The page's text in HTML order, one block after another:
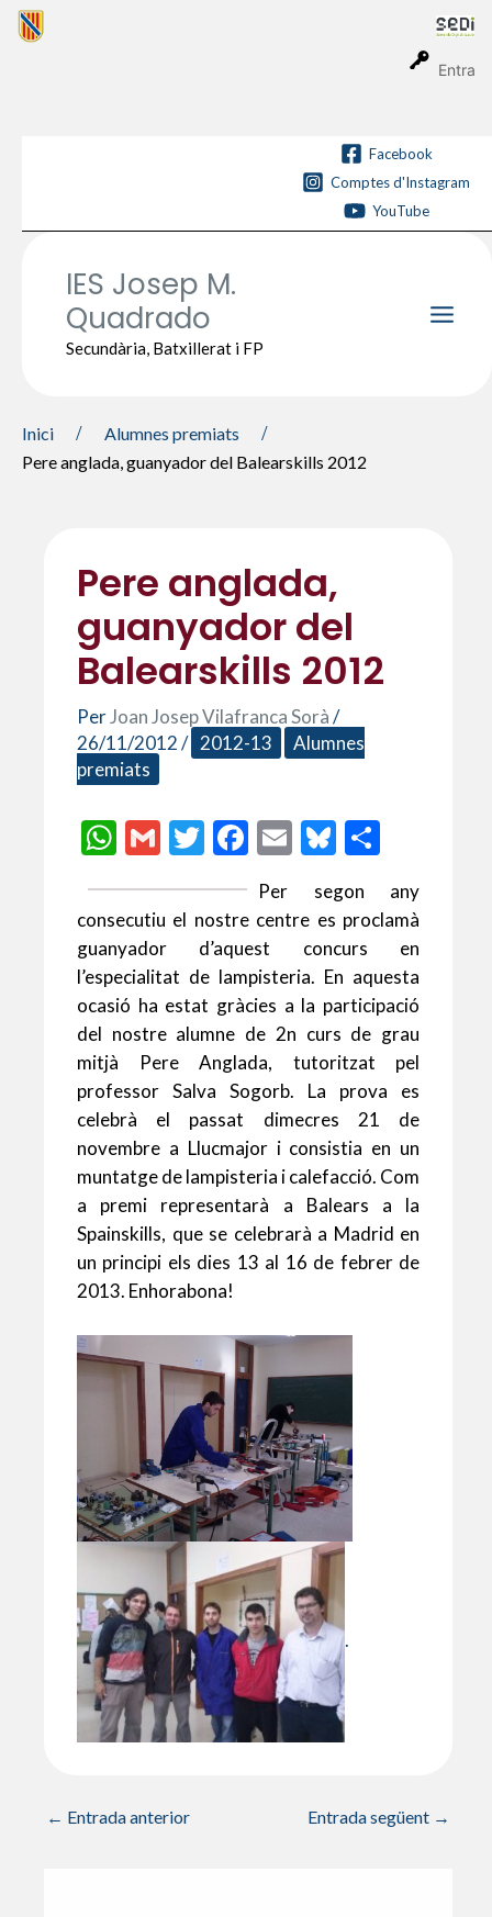
Entra
Vés
Facebook
Comptes d'Instagram
YouTube
IES Josep M.
Quadrado
Secundària, Batxillerat i FP
Inici
Alumnes premiats
Pere anglada, guanyador del Balearskills 2012
Pere anglada,
guanyador del
Balearskills 2012
PerJoan Josep Vilafranca Sorà/
26/11/2012/ 2012-13
Alumnes
premiats
W
at
s
A
p
p
G
ai
l
T
itt
er
F
e
b
o
o
k
E
ai
Bl
es
ky
m
ar
te
ix
Per segon any
consecutiu el nostre centre es proclamà
guanyador d’aquest concurs en
l’especialitat de lampisteria. En aquesta
ocasió ha estat gràcies a la participació
del nostre alumne de 2n curs de grau
mitjà Pere Anglada, tutoritzat pel
professor Salva Sogorb. La prova es
celebrà el passat dimecres 21 de
novembre a Llucmajor i consistia en un
muntatge de lampisteria i calefacció. Com
a premi representarà a Balears a la
Spainskills, que se celebrarà a Madrid en
un principi els dies 13 al 16 de febrer de
2013. Enhorabona!
.
← Entrada anterior Entrada següent →